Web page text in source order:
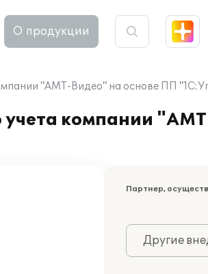
О продукции
"АМТ-Видео" на основе ПП
учета компании
Партнер,
Другие